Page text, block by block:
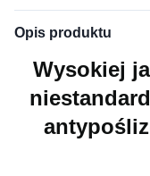
Opis produktu
Wysokiej